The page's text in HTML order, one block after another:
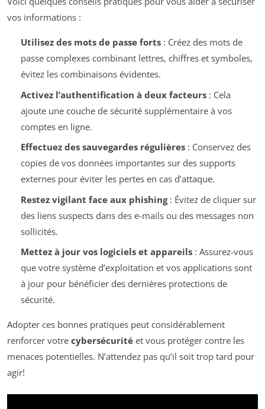
vos informations :
Utilisez des mots de passe forts: Créez des mots de
passe complexes combinant lettres, chiffres et symboles,
évitez les combinaisons évidentes.
Activez l’authentification à deux facteurs: Cela
ajoute une couche de sécurité supplémentaire à vos
comptes en ligne.
Effectuez des sauvegardes régulières: Conservez des
copies de vos données importantes sur des supports
externes pour éviter les pertes en cas d’attaque.
Restez vigilant face aux phishing: Évitez de cliquer sur
des liens suspects dans des e-mails ou des messages non
sollicités.
Mettez à jour vos logiciels et appareils: Assurez-vous
que votre système d’exploitation et vos applications sont
à jour pour bénéficier des dernières protections de
sécurité.
Adopter ces bonnes pratiques peut considérablement
renforcer votre cybersécurité et vous protéger contre les
menaces potentielles. N’attendez pas qu’il soit trop tard pour
agir!